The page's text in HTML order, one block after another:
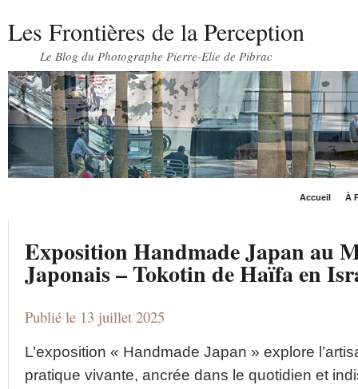
Les Frontières de la Perception
Le Blog du Photographe Pierre-Elie de Pibrac
Accueil À
Exposition Handmade Japan au
Japonais – Tokotin de Haïfa en
Publié le 13 juillet 2025
L’exposition « Handmade Japan » explore
pratique vivante, ancrée dans le quotidien et